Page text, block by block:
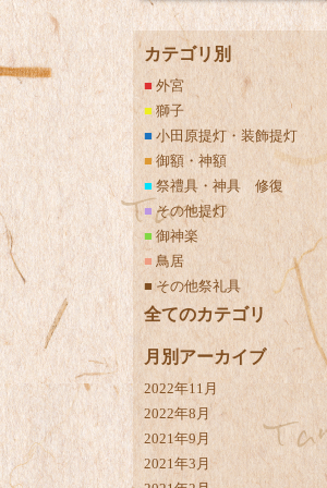
カテゴリ別
■ 外宮
■ 獅子
■ 小田原提灯・装飾提灯
■ 御額・神額
■ 祭禮具・神具 修復
■ その他提灯
■ 御神楽
■ 鳥居
■ その他祭礼具
全てのカテゴリ
月別アーカイブ
2022年11月
2022年8月
2021年9月
2021年3月